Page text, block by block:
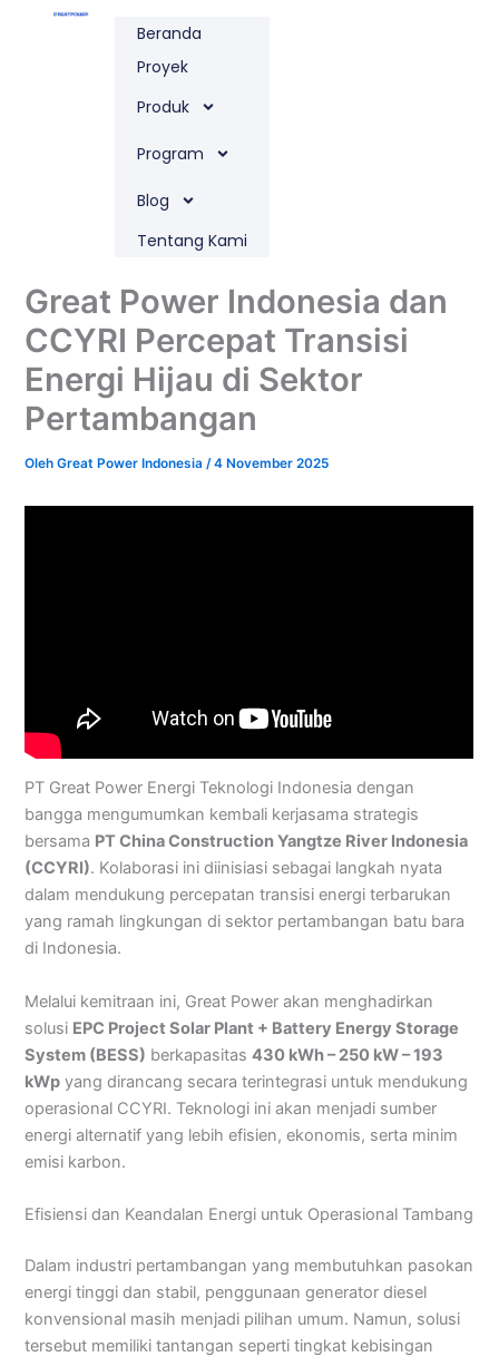
Beranda
Proyek
Produk
Program
Blog
Tentang Kami
Great Power Indonesia dan
CCYRI Percepat Transisi
Energi Hijau di Sektor
Pertambangan
OlehGreat Power Indonesia/4 November 2025
PT Great Power Energi Teknologi Indonesia dengan
bangga mengumumkan kembali kerjasama strategis
bersama PT China Construction Yangtze River Indonesia
(CCYRI). Kolaborasi ini diinisiasi sebagai langkah nyata
dalam mendukung percepatan transisi energi terbarukan
yang ramah lingkungan di sektor pertambangan batu bara
di Indonesia.
Melalui kemitraan ini, Great Power akan menghadirkan
solusi EPC Project Solar Plant + Battery Energy Storage
System (BESS) berkapasitas430 kWh – 250 kW – 193
kWp yang dirancang secara terintegrasi untuk mendukung
operasional CCYRI. Teknologi ini akan menjadi sumber
energi alternatif yang lebih efisien, ekonomis, serta minim
emisi karbon.
Efisiensi dan Keandalan Energi untuk Operasional Tambang
Dalam industri pertambangan yang membutuhkan pasokan
energi tinggi dan stabil, penggunaan generator diesel
konvensional masih menjadi pilihan umum. Namun, solusi
tersebut memiliki tantangan seperti tingkat kebisingan